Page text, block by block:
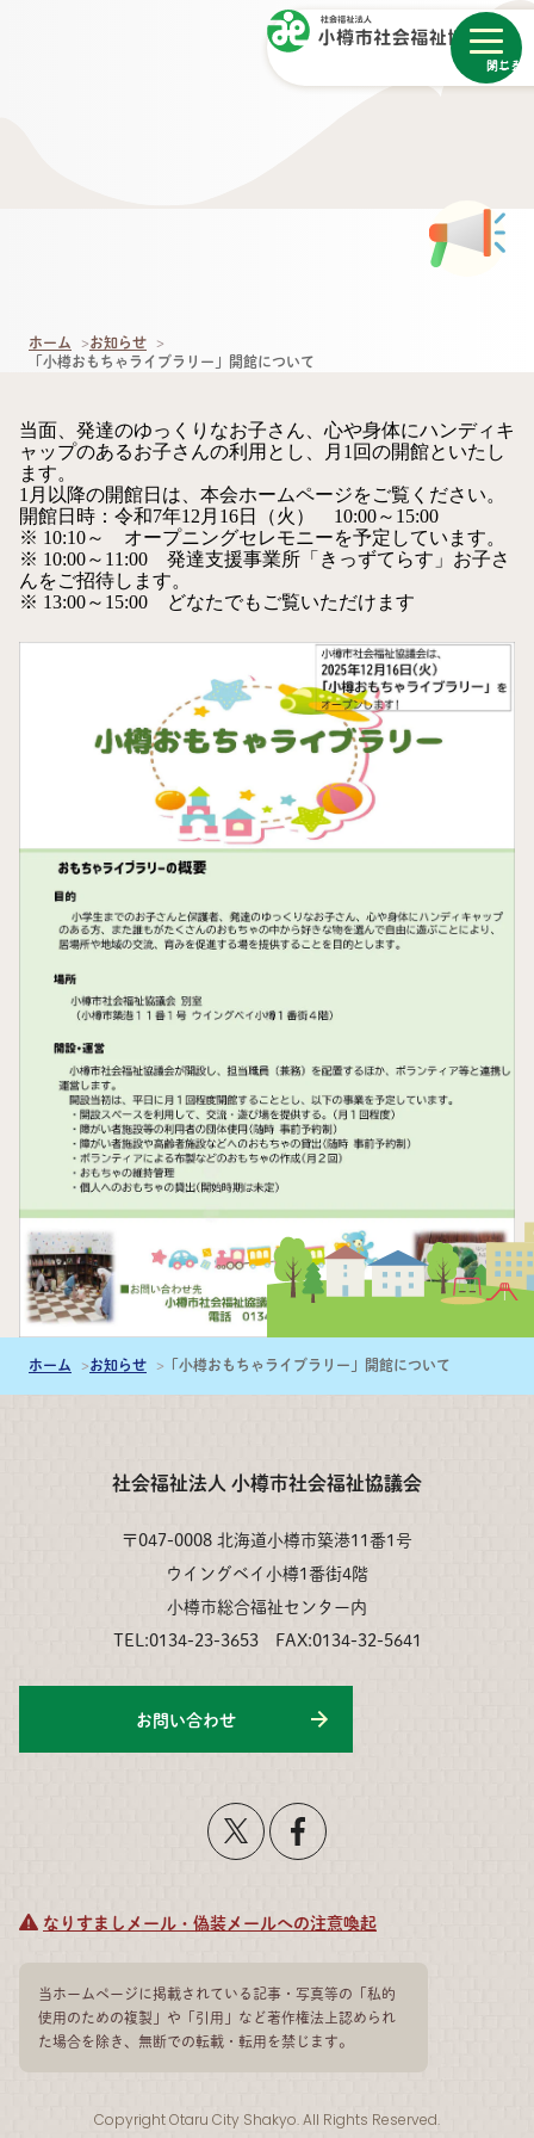
メニュー
閉じる
ホーム
お知らせ
「小樽おもちゃライブラリー」開館について
当面、発達のゆっくりなお子さん、心や身体にハンディキ
ャップのあるお子さんの利用とし、月1回の開館といたし
ます。
1月以降の開館日は、本会ホームページをご覧ください。
開館日時：令和7年12月16日（火） 10:00～15:00
※ 10:10～ オープニングセレモニーを予定しています。
※ 10:00～11:00 発達支援事業所「きっずてらす」お子さ
んをご招待します。
※ 13:00～15:00 どなたでもご覧いただけます
ホーム お知らせ 「小樽おもちゃライブラリー」開館について
社会福祉法人 小樽市社会福祉協議会
〒047-0008 北海道小樽市築港11番1号
ウイングベイ小樽1番街4階
小樽市総合福祉センター内
TEL:0134-23-3653 FAX:0134-32-5641
お問い合わせ
なりすましメール・偽装メールへの注意喚起
当ホームページに掲載されている記事・写真等の「私的
使用のための複製」や「引用」など著作権法上認められ
た場合を除き、無断での転載・転用を禁じます。
Copyright Otaru City Shakyo. All Rights Reserved.